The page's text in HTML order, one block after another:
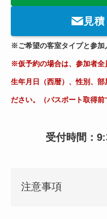
見
※ご希望の客室タイプと参加
※仮予約の場合は、参加者全
生年月日（西暦）、性別、
ださい。（パスポート取得前
受付時間：
注意事項